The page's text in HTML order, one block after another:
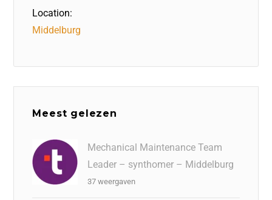
Location:
Middelburg
Meest gelezen
Mechanical Maintenance Team
Leader – synthomer – Middelburg
37 weergaven